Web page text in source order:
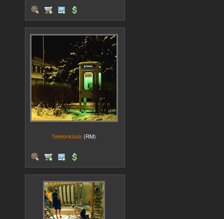
Telefonkiosk (RM)